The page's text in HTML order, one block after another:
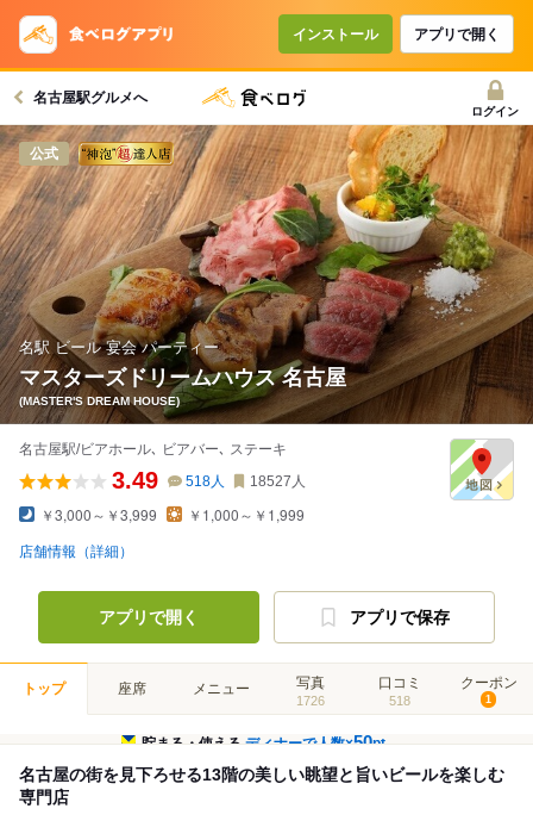
インストール アプリで開く
名古屋駅グルメへ
ログイン
公式
名駅 ビール 宴会 パーティー
マスターズドリームハウス 名古屋
(MASTER'S DREAM HOUSE)
名古屋駅/ビアホール､ ビアバー､ ステーキ
3.49 518人 18527 人
￥3,000～￥3,999 ￥1,000～￥1,999
店舗情報（詳細）
アプリで開く アプリで保存
トップ 座席 メニュー 写真
1726
口コミ
518
クーポン
1
貯まる・使えるディナーで人数×50pt
名古屋の街を見下ろせる13階の美しい眺望と旨いビールを楽しむ
専門店
コースで使えるクーポン
戻る
クーポンを利用せず予約する